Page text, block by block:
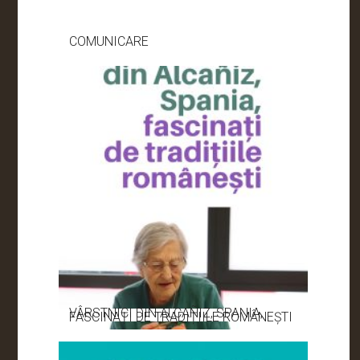
COMUNICARE
VÂRSTNICI DIN ALCAÑIZ, SPANIA,
FASCINAȚI DE TRADIȚIILE ROMÂNEȘTI